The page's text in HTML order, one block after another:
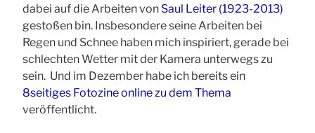
dabei auf die Arbeiten von Saul Leiter (1923-2013)
gestoßen bin. Insbesondere seine Arbeiten bei
Regen und Schnee haben mich inspiriert, gerade bei
schlechten Wetter mit der Kamera unterwegs zu
sein. Und im Dezember habe ich bereits ein
8seitiges Fotozine online zu dem Thema
veröffentlicht.